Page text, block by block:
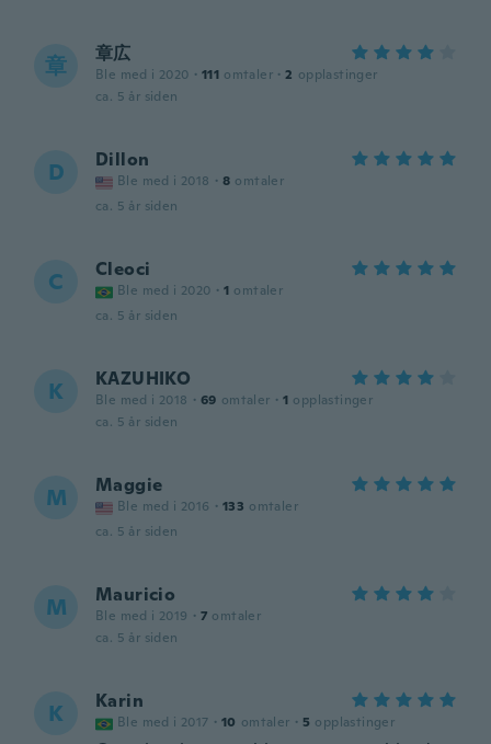
章 章広
Ble med i 2020 · 111 omtaler · 2 opplastinger
ca. 5 år siden
D Dillon
Ble med i 2018 · 8 omtaler
ca. 5 år siden
C Cleoci
Ble med i 2020 · 1 omtaler
ca. 5 år siden
K KAZUHIKO
Ble med i 2018 · 69 omtaler · 1 opplastinger
ca. 5 år siden
M Maggie
Ble med i 2016 · 133 omtaler
ca. 5 år siden
M Mauricio
Ble med i 2019 · 7 omtaler
ca. 5 år siden
K Karin
Ble med i 2017 · 10 omtaler · 5 opplastinger